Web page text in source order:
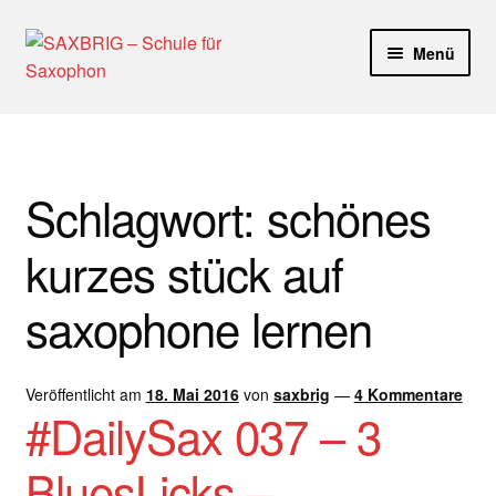
Zur
Navigation
Zum
Inhalt
Menü
Aktuelle Blog Artikel
ANMELDUNG
Dankeschön – Impro Basic Downloads (Youtube)
Datenschutz
Schlagwort: schönes
kurzes stück auf
saxophone lernen
Veröffentlicht am 18. Mai 2016 von saxbrig — 4 Kommentare
#DailySax 037 – 3